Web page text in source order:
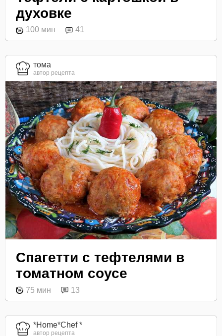
духовке
100 мин 41
тома
автор рецепта
Спагетти с тефтелями в
томатном соусе
75 мин 13
*Home*Chef *
автор рецепта